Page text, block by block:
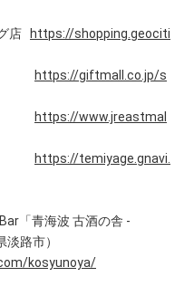
店
https://shopping.geociti
店
https://giftmall.co.jp/s
https://www.jreastmal
https://temiyage.gnavi.
「青海波 古酒の舎 -
淡路市）
kosyunoya/